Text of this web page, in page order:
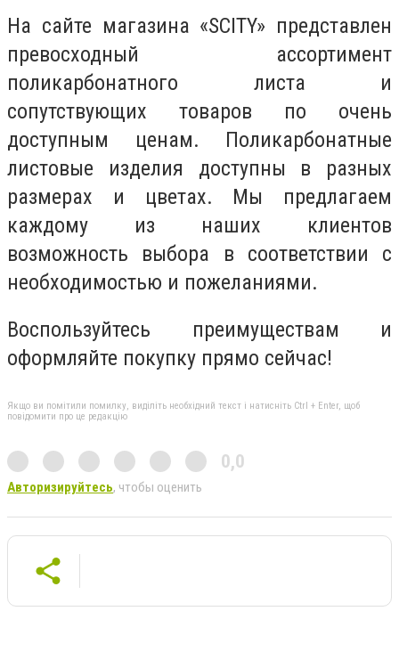
На сайте магазина «SCITY» представлен
превосходный ассортимент
поликарбонатного листа и
сопутствующих товаров по очень
доступным ценам. Поликарбонатные
листовые изделия доступны в разных
размерах и цветах. Мы предлагаем
каждому из наших клиентов
возможность выбора в соответствии с
необходимостью и пожеланиями.
Воспользуйтесь преимуществам и
оформляйте покупку прямо сейчас!
Якщо ви помітили помилку, виділіть необхідний текст і натисніть Ctrl + Enter, щоб
повідомити про це редакцію
0,0
Авторизируйтесь, чтобы оценить